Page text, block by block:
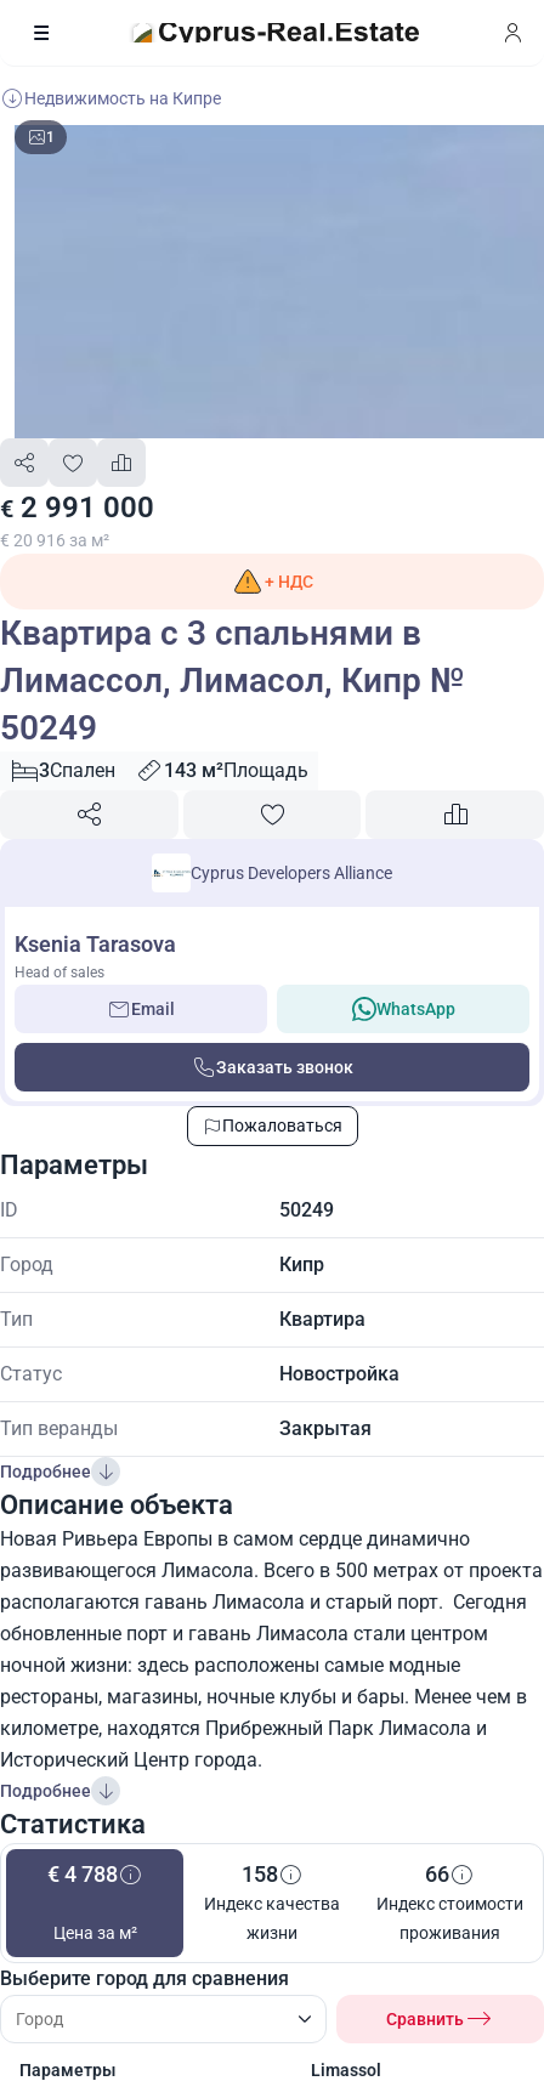
Недвижимость на Кипре
1
€ 2 991 000
€ 20 916 за м²
+ НДС
Квартира с 3 спальнями в
Лимассол, Лимасол, Кипр №
50249
3Спален 143 м²Площадь
Cyprus Developers Alliance
Ksenia Tarasova
Head of sales
Email WhatsApp
Заказать звонок
Пожаловаться
Параметры
ID 50249
Город Кипр
Тип Квартира
Статус Новостройка
Тип веранды Закрытая
Подробнее
Описание объекта
Новая Ривьера Европы в самом сердце динамично
развивающегося Лимасола. Всего в 500 метрах от проекта
располагаются гавань Лимасола и старый порт. Сегодня
обновленные порт и гавань Лимасола стали центром
ночной жизни: здесь расположены самые модные
рестораны, магазины, ночные клубы и бары. Менее чем в
километре, находятся Прибрежный Парк Лимасола и
Исторический Центр города.
Подробнее
Статистика
€ 4 788
Цена за м²
158
Индекс качества
жизни
66
Индекс стоимости
проживания
Выберите город для сравнения
Сравнить
Параметры Limassol